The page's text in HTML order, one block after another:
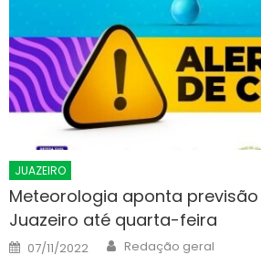
JUAZEIRO
Meteorologia aponta
Juazeiro até quarta-feira
Posted
07/11/2022 Author
Redação geral